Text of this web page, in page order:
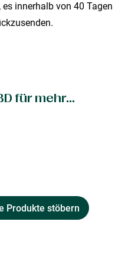
innerhalb von 40 Tagen
für mehr...
Produkte stöbern